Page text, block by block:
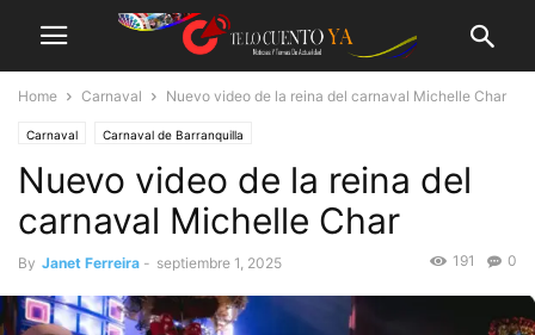
Home Carnaval Nuevo video de la reina del carnaval Michelle Char
Carnaval Carnaval de Barranquilla
Nuevo video de la reina del
carnaval Michelle Char
By Janet Ferreira - septiembre 1, 2025 0
191